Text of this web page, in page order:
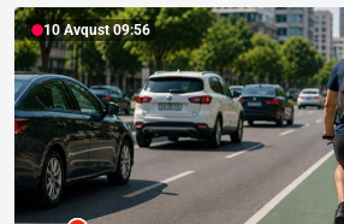
10 Avqust 09:56